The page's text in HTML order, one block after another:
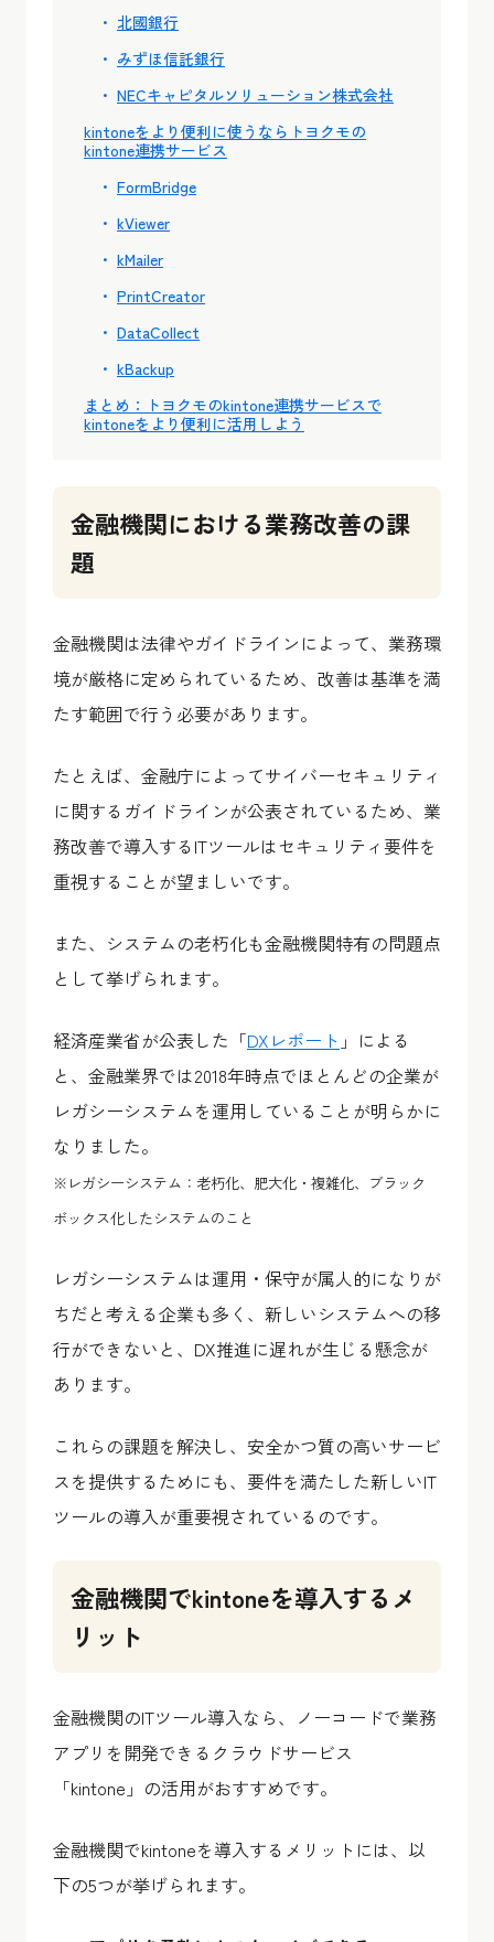
北國銀行
みずほ信託銀行
NECキャピタルソリューション株式会社
kintoneをより便利に使うならトヨクモの
kintone連携サービス
FormBridge
kViewer
kMailer
PrintCreator
DataCollect
kBackup
まとめ：トヨクモのkintone連携サービスで
kintoneをより便利に活用しよう
金融機関における業務改善の課
題
金融機関は法律やガイドラインによって、業務環
境が厳格に定められているため、改善は基準を満
たす範囲で行う必要があります。
たとえば、金融庁によってサイバーセキュリティ
に関するガイドラインが公表されているため、業
務改善で導入するITツールはセキュリティ要件を
重視することが望ましいです。
また、システムの老朽化も金融機関特有の問題点
として挙げられます。
経済産業省が公表した「DXレポート 」による
と、金融業界では2018年時点でほとんどの企業が
レガシーシステムを運用していることが明らかに
なりました。
※レガシーシステム：老朽化、肥大化・複雑化、ブラック
ボックス化したシステムのこと
レガシーシステムは運用・保守が属人的になりが
ちだと考える企業も多く、新しいシステムへの移
行ができないと、DX推進に遅れが生じる懸念が
あります。
これらの課題を解決し、安全かつ質の高いサービ
スを提供するためにも、要件を満たした新しいIT
ツールの導入が重要視されているのです。
金融機関でkintoneを導入するメ
リット
金融機関のITツール導入なら、ノーコードで業務
アプリを開発できるクラウドサービス
「kintone」の活用がおすすめです。
金融機関でkintoneを導入するメリットには、以
下の5つが挙げられます。